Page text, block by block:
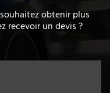
obtenir plus
recevoir un devis ?